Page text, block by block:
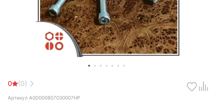
0 (0)
Артикул А0D000807030007НР